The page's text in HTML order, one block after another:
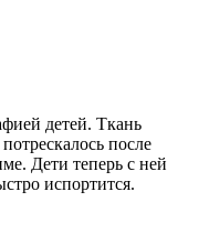
детей. Ткань
после
Дети теперь с ней
испортится.